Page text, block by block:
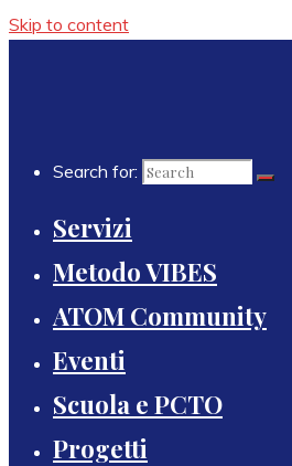
Skip to content
Search for:
Servizi
Metodo VIBES
ATOM Community
Eventi
Scuola e PCTO
Progetti